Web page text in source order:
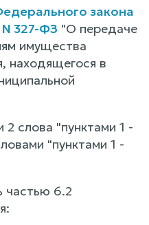
закона
327-ФЗ "О передаче
имущества
находящегося в
2 слова "пунктами 1 -
"пунктами 1 -
частью 6.2